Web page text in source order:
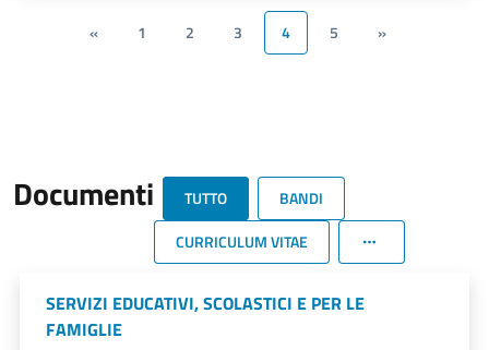
« 1 2 3 4 5 »
Documenti TUTTO
BANDI
CURRICULUM VITAE
SERVIZI EDUCATIVI, SCOLASTICI E PER LE
FAMIGLIE